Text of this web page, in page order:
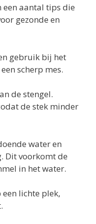
een aantal tips die
gezonde en
gebruik bij het
scherp mes.
de stengel.
de stek minder
water en
Dit voorkomt de
in het water.
lichte plek,